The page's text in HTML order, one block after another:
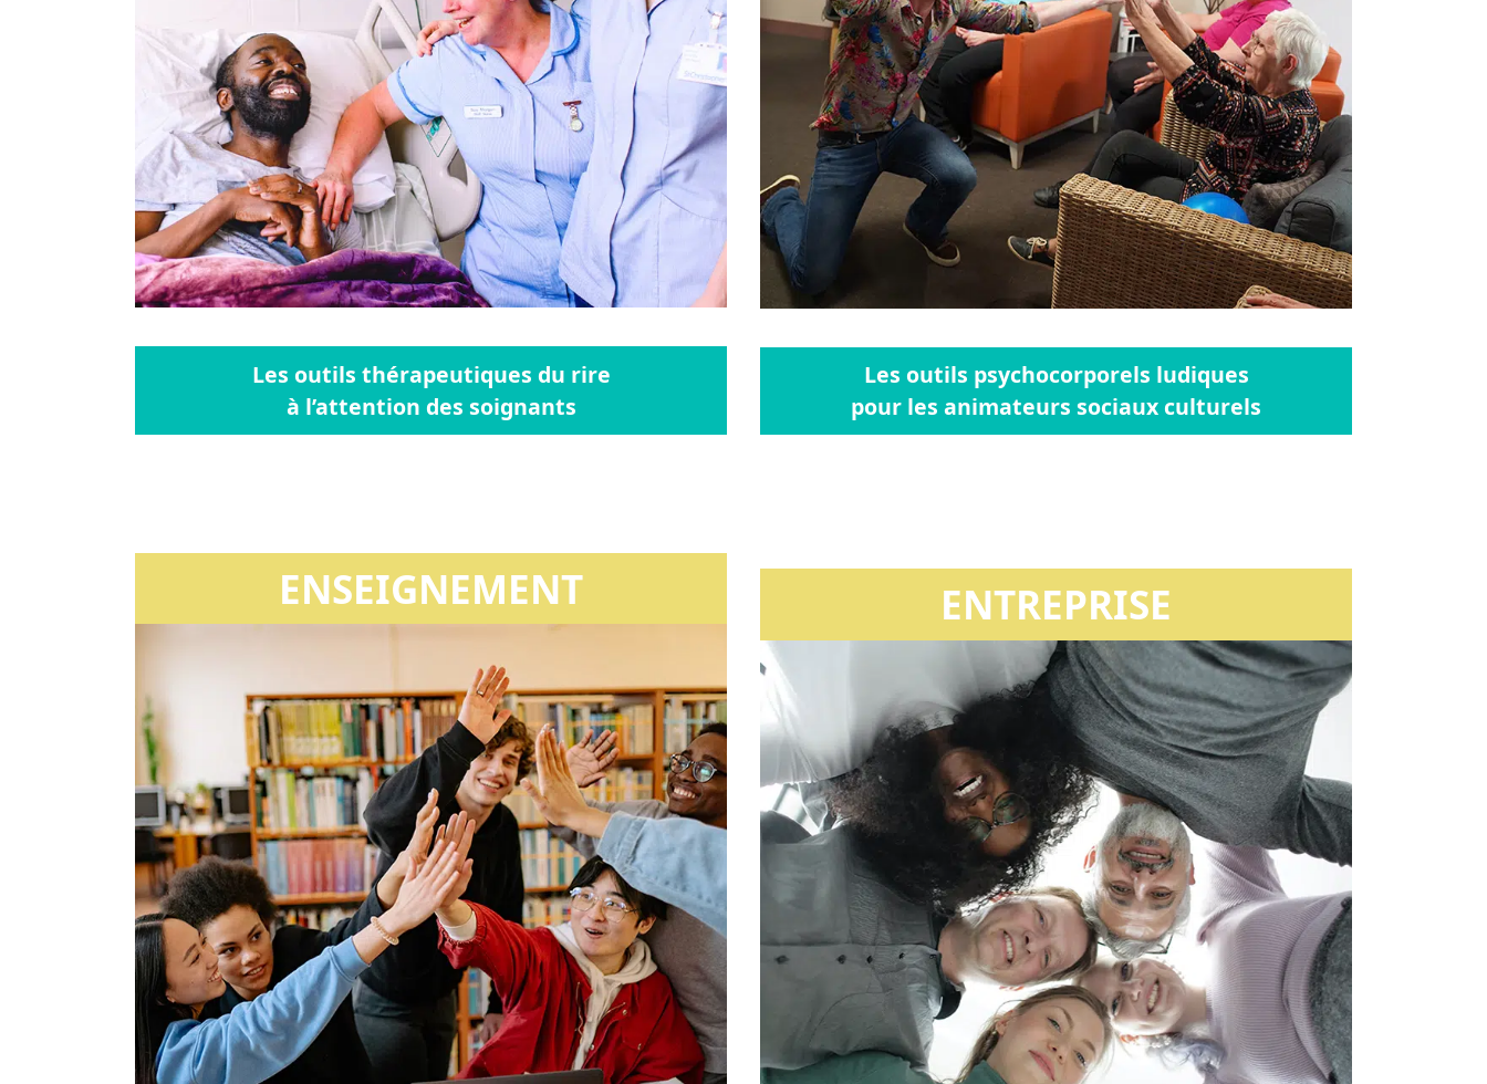
Les outils thérapeutiques du rire
à l’attention des soignants
Les outils psychocorporels ludiques
pour les animateurs sociaux culturels
ENSEIGNEMENT ENTREPRISE